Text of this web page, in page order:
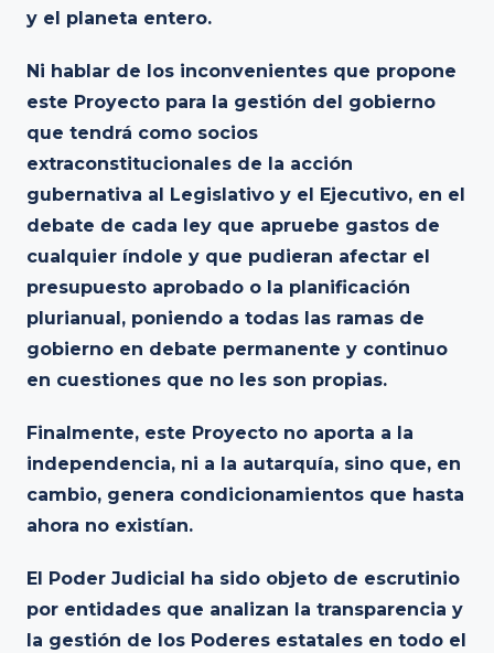
y el planeta entero.
Ni hablar de los inconvenientes que propone
este Proyecto para la gestión del gobierno
que tendrá como socios
extraconstitucionales de la acción
gubernativa al Legislativo y el Ejecutivo, en el
debate de cada ley que apruebe gastos de
cualquier índole y que pudieran afectar el
presupuesto aprobado o la planificación
plurianual, poniendo a todas las ramas de
gobierno en debate permanente y continuo
en cuestiones que no les son propias.
Finalmente, este Proyecto no aporta a la
independencia, ni a la autarquía, sino que, en
cambio, genera condicionamientos que hasta
ahora no existían.
El Poder Judicial ha sido objeto de escrutinio
por entidades que analizan la transparencia y
la gestión de los Poderes estatales en todo el